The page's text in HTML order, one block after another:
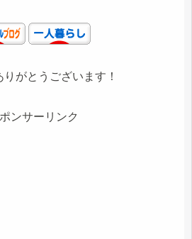
がとうございます！
ンサーリンク